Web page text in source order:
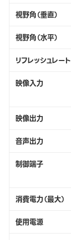
視野角（垂直）
視野角（水平）
リフレッシュレート
映像入力
映像出力
音声出力
制御端子
消費電力（最大）
使用電源